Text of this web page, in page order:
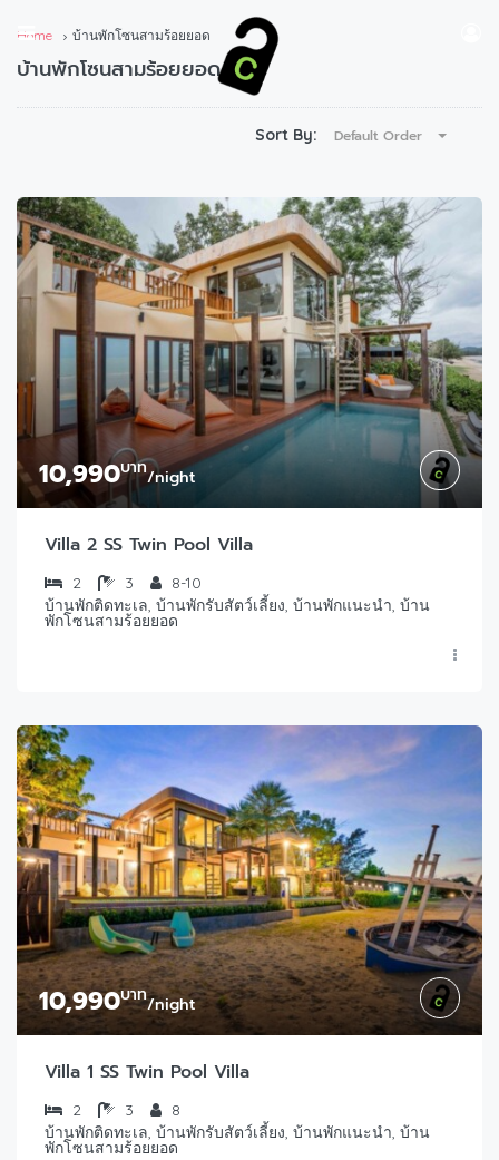
Home บ้านพักโซนสามร้อยยอด
บ้านพักโซนสามร้อยยอด
Sort By: Default Order
10,990บาท/night
Villa 2 SS Twin Pool Villa
2 3
8-10
บ้านพักติดทะเล, บ้านพักรับสัตว์เลี้ยง, บ้านพักแนะนำ, บ้าน
พักโซนสามร้อยยอด
10,990บาท/night
Villa 1 SS Twin Pool Villa
2 3
8
บ้านพักติดทะเล, บ้านพักรับสัตว์เลี้ยง, บ้านพักแนะนำ, บ้าน
พักโซนสามร้อยยอด